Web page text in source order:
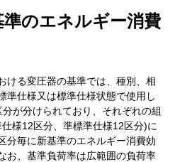
準のエネルギー消費
ける変圧器の基準では、種別、相
準仕様又は標準仕様状態で使用し
が分けられており、それぞれの組
様12区分、準標準仕様12区分)に
分毎に新基準のエネルギー消費効
お、基準負荷率は広範囲の負荷率